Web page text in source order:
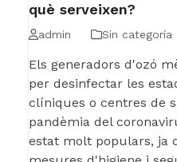
què serveixen?
admin Sin categoría
Els generadors d'ozó
per desinfectar les
clíniques o centres de
pandèmia del
estat molt populars, ja